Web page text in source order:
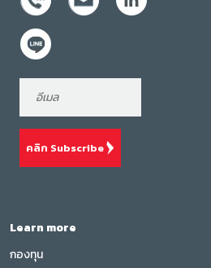
คลิก Subscribe
Learn more
กองทุน